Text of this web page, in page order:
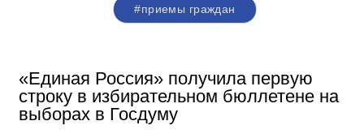
#приемы граждан
«Единая Россия» получила первую
строку в избирательном бюллетене на
выборах в Госдуму